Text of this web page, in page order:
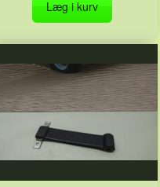
Læg i kurv